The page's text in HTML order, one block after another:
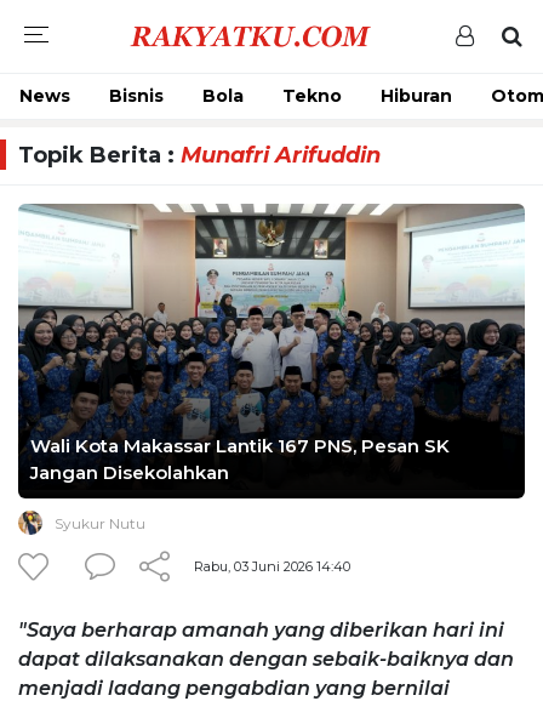
News Bisnis Bola Tekno Hiburan
Topik Berita : Munafri Arifuddin
Wali Kota Makassar Lantik 167 PNS, Pesan SK
Jangan Disekolahkan
Syukur Nutu
Rabu, 03 Juni 2026 14:40
"Saya berharap amanah yang diberikan hari ini
dapat dilaksanakan dengan sebaik-baiknya dan
menjadi ladang pengabdian yang bernilai